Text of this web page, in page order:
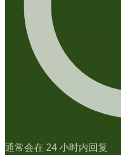
通常会在 24 小时内回复